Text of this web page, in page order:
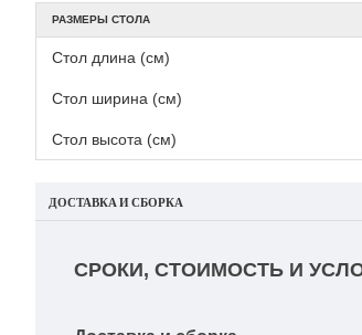
РАЗМЕРЫ СТОЛА
Стол длина (см)
Стол ширина (см)
Стол высота (см)
ДОСТАВКА И СБОРКА
СРОКИ, СТОИМОСТЬ И